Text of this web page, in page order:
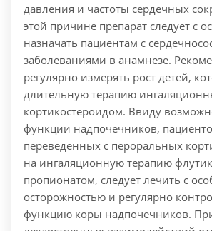
давления и частоты сердечных
этой причине препарат следует с
назначать пациентам с
заболеваниями в анамнезе.
регулярно измерять рост детей,
длительную терапию
кортикостероидом. Ввиду
функции надпочечников,
переведенных с пероральных
на ингаляционную терапию
пропионатом, следует лечить с
осторожностью и регулярно
функцию коры надпочечников.